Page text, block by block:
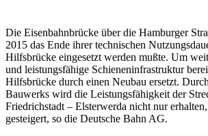
Die Eisenbahnbrücke über die Hamburger
2015 das Ende ihrer technischen
Hilfsbrücke eingesetzt werden mußte. Um
und leistungsfähige Schieneninfrastruktur
Hilfsbrücke durch einen Neubau ersetzt.
Bauwerks wird die Leistungsfähigkeit der
Friedrichstadt – Elsterwerda nicht nur
gesteigert, so die Deutsche Bahn AG.